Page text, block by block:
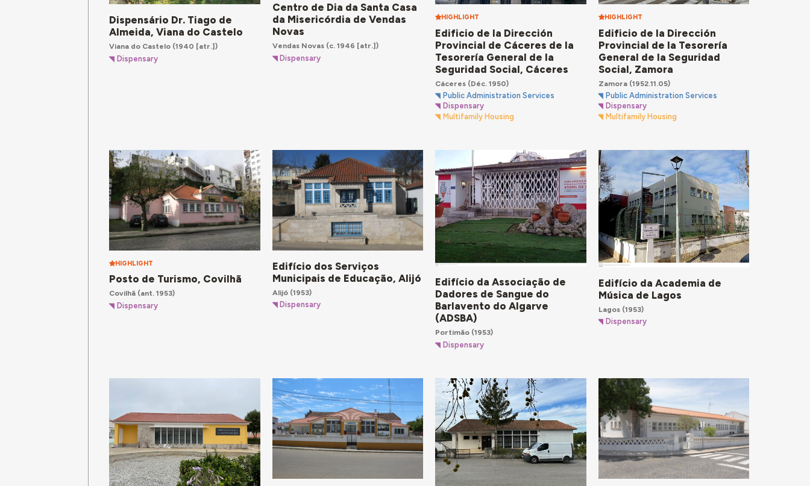
Dispensário Dr. Tiago de
Almeida, Viana do Castelo
Viana do Castelo (1940 [atr.])
Dispensary
Centro de Dia da Santa Casa
da Misericórdia de Vendas
Novas
Vendas Novas(c. 1946 [atr.])
Dispensary
HIGHLIGHT
Edificio de la Dirección
Provincial de Cáceres de la
Tesorería General de la
Seguridad Social, Cáceres
Cáceres (Déc. 1950)
Public Administration Services
Dispensary
Multifamily Housing
HIGHLIGHT
Edificio de la Dirección
Provincial de la Tesorería
General de la Seguridad
Social, Zamora
Zamora(1952.11.05)
Public Administration Services
Dispensary
Multifamily Housing
HIGHLIGHT
Posto de Turismo, Covilhã
Covilhã (ant. 1953)
Dispensary
Edifício dos Serviços
Municipais de Educação, Alijó
Alijó(1953)
Dispensary
Edifício da Associação de
Dadores de Sangue do
Barlavento do Algarve
(ADSBA)
Portimão (1953)
Dispensary
Edifício da Academia de
Música de Lagos
Lagos(1953)
Dispensary